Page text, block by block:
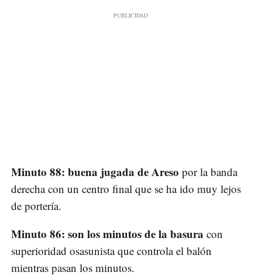
Minuto 88: buena jugada de Areso por la banda
derecha con un centro final que se ha ido muy lejos
de portería.
Minuto 86: son los minutos de la basura con
superioridad osasunista que controla el balón
mientras pasan los minutos.